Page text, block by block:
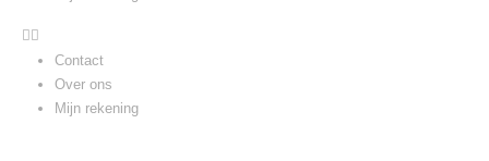
Contact
Over ons
Mijn rekening